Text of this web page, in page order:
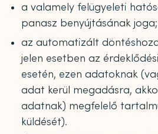
a valamely felügyeleti
panasz benyújtásának joga;
az automatizált
jelen esetben az
esetén, ezen adatoknak
adat kerül megadásra,
adatnak) megfelelő
küldését).